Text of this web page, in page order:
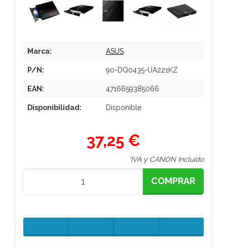
Marca: ASUS
P/N: 90-DQ0435-UA221KZ
EAN: 4716659385066
Disponibilidad: Disponible
37,25 €
*IVA y CANON Incluido
COMPRAR